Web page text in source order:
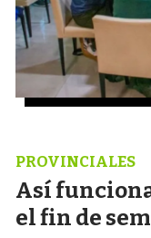
Así
el fin de
PROVINCIALES